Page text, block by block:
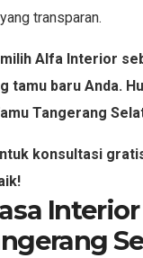
transparan.
Alfa Interior
tamu baru Anda.
Tangerang
konsultasi